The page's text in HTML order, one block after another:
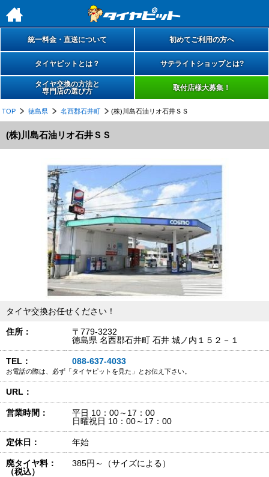
h
統一料金・直送について 初めてご利用の方へ
タイヤピットとは？ サテライトショップとは?
タイヤ交換の方法と
専門店の選び方
取付店様大募集！
TOP 徳島県 名西郡石井町 (株)川島石油リオ石井ＳＳ
(株)川島石油リオ石井ＳＳ
タイヤ交換お任せください！
住所：
〒779-3232
徳島県 名西郡石井町 石井 城ノ内１５２－１
TEL： 088-637-4033
お電話の際は、必ず「タイヤピットを見た」とお伝え下さい。
URL：
営業時間：
平日 10：00～17：00
日曜祝日 10：00～17：00
定休日： 年始
廃タイヤ料：
（税込）
385円～（サイズによる）